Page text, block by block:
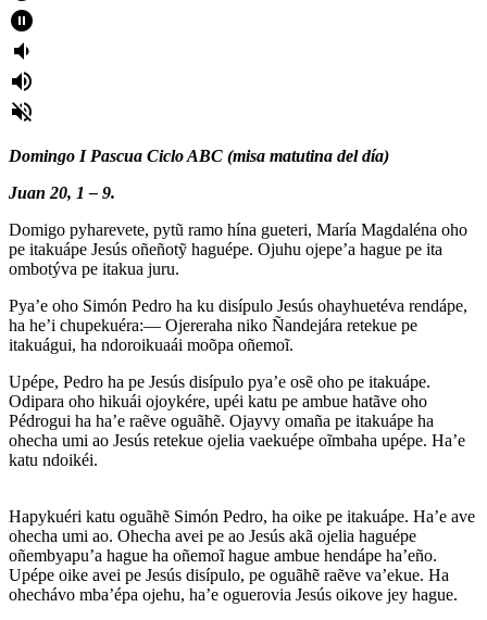
pause_circle_filled
volume_down
volume_up
volume_off
Domingo I Pascua Ciclo ABC (misa matutina del día)
Juan 20, 1 – 9.
Domigo pyharevete, pytũ ramo hína gueteri, María Magdaléna oho
pe itakuápe Jesús oñeñotỹ haguépe. Ojuhu ojepe’a hague pe ita
ombotýva pe itakua juru.
Pya’e oho Simón Pedro ha ku disípulo Jesús ohayhuetéva rendápe,
ha he’i chupekuéra:— Ojereraha niko Ñandejára retekue pe
itakuágui, ha ndoroikuaái moõpa oñemoĩ.
Upépe, Pedro ha pe Jesús disípulo pya’e osẽ oho pe itakuápe.
Odipara oho hikuái ojoykére, upéi katu pe ambue hatãve oho
Pédrogui ha ha’e raẽve oguãhẽ. Ojayvy omaña pe itakuápe ha
ohecha umi ao Jesús retekue ojelia vaekuépe oĩmbaha upépe. Ha’e
katu ndoikéi.
Hapykuéri katu oguãhẽ Simón Pedro, ha oike pe itakuápe. Ha’e ave
ohecha umi ao. Ohecha avei pe ao Jesús akã ojelia haguépe
oñembyapu’a hague ha oñemoĩ hague ambue hendápe ha’eño.
Upépe oike avei pe Jesús disípulo, pe oguãhẽ raẽve va’ekue. Ha
ohechávo mba’épa ojehu, ha’e oguerovia Jesús oikove jey hague.